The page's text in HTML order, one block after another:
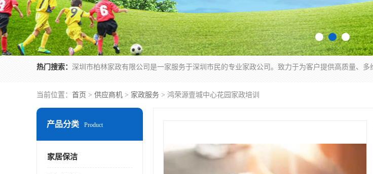
热门搜索：
当前位置： 首页 > 供应商机 > 家政服务 > 鸿荣源壹城中心花园家政培训
产品分类 Product
家居保洁